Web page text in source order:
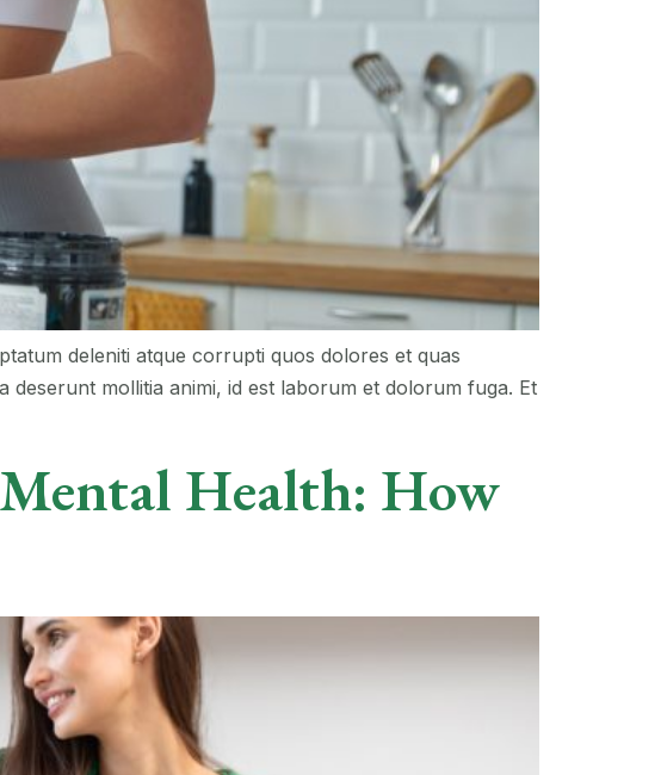
deleniti atque corrupti quos dolores et quas
mollitia animi, id est laborum et dolorum fuga. Et
Health: How